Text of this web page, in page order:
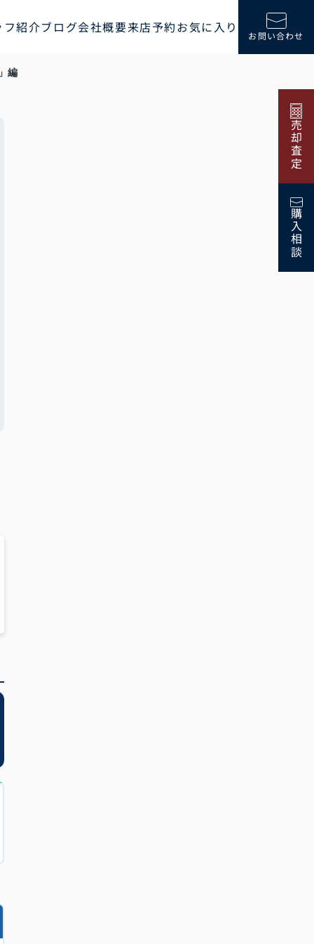
紹介ブログ会社概要来店予約お気に入り お問い合わせ
売却査定
購入相談
編